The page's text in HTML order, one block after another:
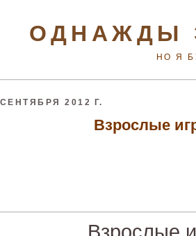
ОДНАЖДЫ
НО Я
2012 Г.
Взрослые